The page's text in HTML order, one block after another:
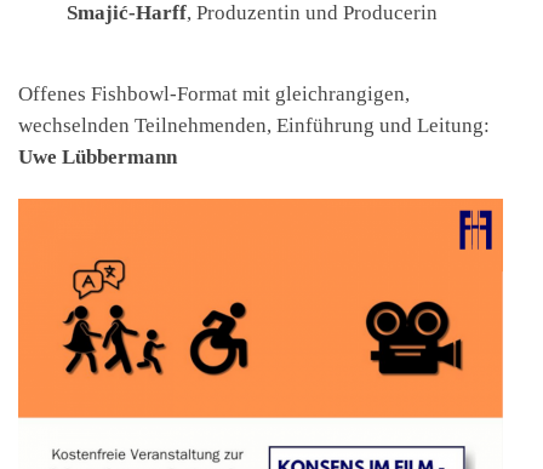
Smajić-Harff, Produzentin und Producerin
Offenes Fishbowl-Format mit gleichrangigen,
wechselnden Teilnehmenden, Einführung und Leitung:
Uwe Lübbermann